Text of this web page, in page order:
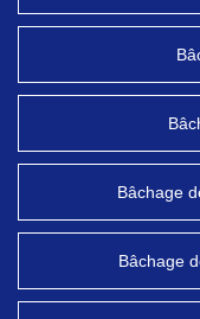
Bâchage
Bâchage